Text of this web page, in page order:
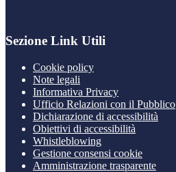
Sezione Link Utili
Cookie policy
Note legali
Informativa Privacy
Ufficio Relazioni con il Pubblico
Dichiarazione di accessibilità
Obiettivi di accessibilità
Whistleblowing
Gestione consensi cookie
Amministrazione trasparente